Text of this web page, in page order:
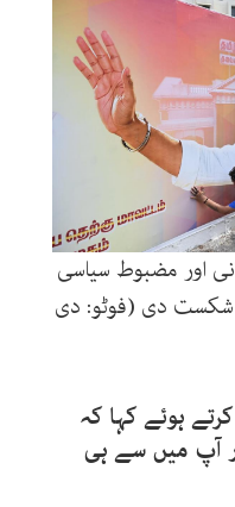
اور مضبوط سیاسی
شکست دی (فوٹو: دی
ہوئے کہا کہ
آپ میں سے ہی